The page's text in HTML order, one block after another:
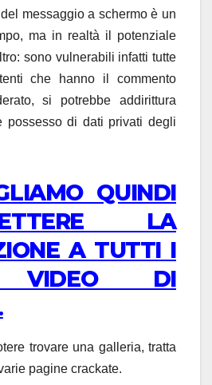
messaggio a schermo è un
ma in realtà il potenziale
sono vulnerabili infatti tutte
che hanno il commento
si potrebbe addirittura
possesso di dati privati degli
QUINDI
LA
A TUTTI I
VIDEO DI
trovare una galleria, tratta
pagine crackate.